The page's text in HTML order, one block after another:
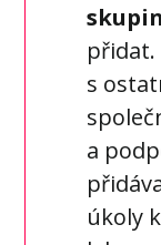
přidat.
s
a
úkoly